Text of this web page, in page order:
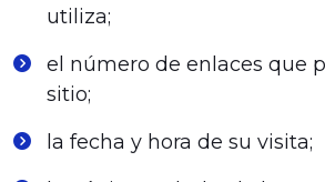
utiliza;
el número de enlaces que
sitio;
la fecha y hora de su visita;